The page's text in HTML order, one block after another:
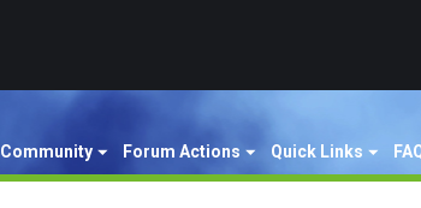
Community Forum Actions Quick Links